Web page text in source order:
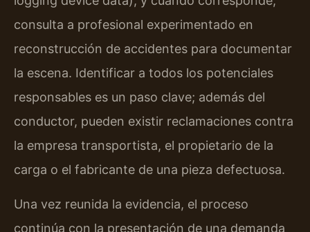
consulta a profesional experimentado en
reconstrucción de accidentes para documentar
la escena. Identificar a todos los potenciales
responsables es un paso clave; además del
conductor, pueden existir reclamaciones contra
la empresa transportista, el propietario de la
carga o el fabricante de una pieza defectuosa.
Una vez reunida la evidencia, el proceso
continúa con la presentación de una demanda